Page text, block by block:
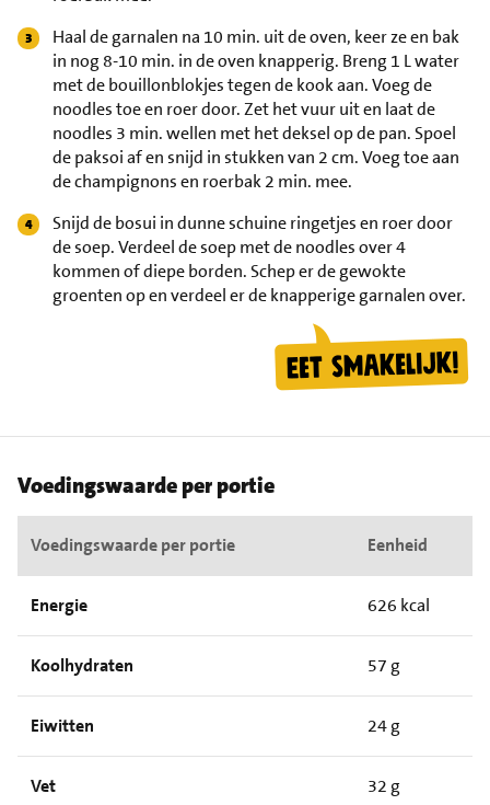
Haal de garnalen na 10 min. uit de oven, keer ze en bak
in nog 8-10 min. in de oven knapperig. Breng 1 L water
met de bouillonblokjes tegen de kook aan. Voeg de
noodles toe en roer door. Zet het vuur uit en laat de
noodles 3 min. wellen met het deksel op de pan. Spoel
de paksoi af en snijd in stukken van 2 cm. Voeg toe aan
de champignons en roerbak 2 min. mee.
Snijd de bosui in dunne schuine ringetjes en roer door
de soep. Verdeel de soep met de noodles over 4
kommen of diepe borden. Schep er de gewokte
groenten op en verdeel er de knapperige garnalen over.
Voedingswaarde per portie
Voedingswaarde per portie Eenheid
Energie 626 kcal
Koolhydraten 57 g
Eiwitten 24 g
Vet 32 g